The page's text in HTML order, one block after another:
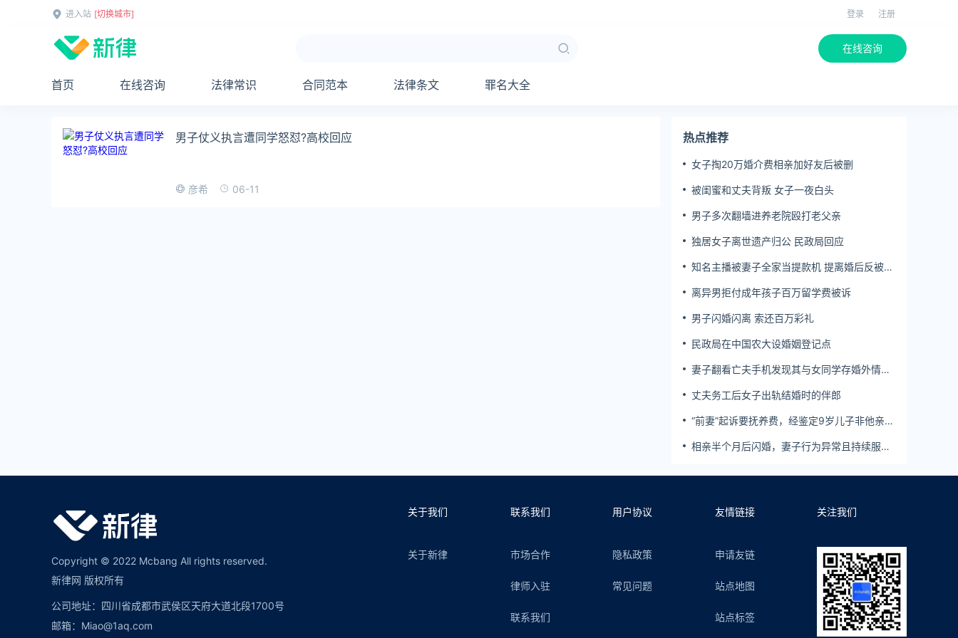
进入站 [切换城市] 登录 注册
在线咨询
首页 在线咨询 法律常识 合同范本 法律条文 罪名大全
男子仗义执言遭同学怒怼?高校回应
彦希 06-11
热点推荐
女子掏20万婚介费相亲加好友后被删
被闺蜜和丈夫背叛 女子一夜白头
男子多次翻墙进养老院殴打老父亲
独居女子离世遗产归公 民政局回应
知名主播被妻子全家当提款机 提离婚后反被对
离异男拒付成年孩子百万留学费被诉
男子闪婚闪离 索还百万彩礼
民政局在中国农大设婚姻登记点
妻子翻看亡夫手机发现其与女同学存婚外情，
丈夫务工后女子出轨结婚时的伴郎
“前妻”起诉要抚养费，经鉴定9岁儿子非他亲
相亲半个月后闪婚，妻子行为异常且持续服
病，撤销两人婚姻关系
Copyright © 2022 Mcbang All rights reserved.
新律网 版权所有
公司地址：四川省成都市武侯区天府大道北段1700号
邮箱：Miao@1aq.com
关于我们
关于新律
联系我们
市场合作
律师入驻
联系我们
用户协议
隐私政策
常见问题
友情链接
申请友链
站点地图
站点标签
关注我们